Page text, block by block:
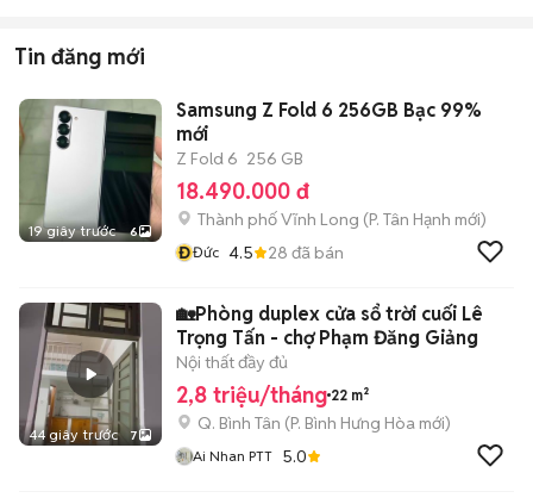
Tin đăng mới
19 giây trước 6
Samsung Z Fold 6 256GB Bạc 99%
mới
Z Fold 6 256 GB
18.490.000 đ
Thành phố Vĩnh Long (P. Tân Hạnh mới)
ĐĐức 4.5 28 đã bán
44 giây trước 7
🏡Phòng duplex cửa sổ trời cuối Lê
Trọng Tấn - chợ Phạm Đăng Giảng
Nội thất đầy đủ
2,8 triệu/tháng 22 m²
Q. Bình Tân (P. Bình Hưng Hòa mới)
Ai Nhan PTT 5.0